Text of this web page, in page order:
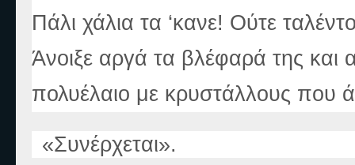
Πάλι χάλια τα ‘κανε! Ούτε
Άνοιξε αργά τα βλέφαρά της και
πολυέλαιο με κρυστάλλους
«Συνέρχεται».